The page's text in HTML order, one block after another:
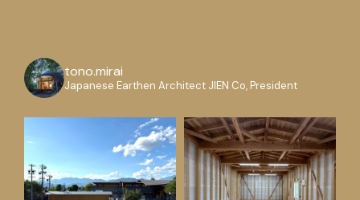
tono.mirai
Japanese Earthen Architect JIEN Co, President